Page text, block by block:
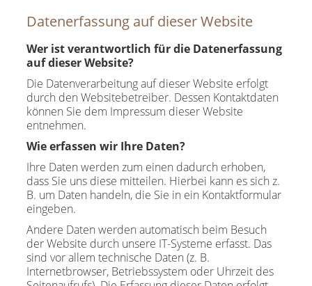
Datenerfassung auf dieser Website
Wer ist verantwortlich für die Datenerfassung
auf dieser Website?
Die Datenverarbeitung auf dieser Website erfolgt
durch den Websitebetreiber. Dessen Kontaktdaten
können Sie dem Impressum dieser Website
entnehmen.
Wie erfassen wir Ihre Daten?
Ihre Daten werden zum einen dadurch erhoben,
dass Sie uns diese mitteilen. Hierbei kann es sich z.
B. um Daten handeln, die Sie in ein Kontaktformular
eingeben.
Andere Daten werden automatisch beim Besuch
der Website durch unsere IT-Systeme erfasst. Das
sind vor allem technische Daten (z. B.
Internetbrowser, Betriebssystem oder Uhrzeit des